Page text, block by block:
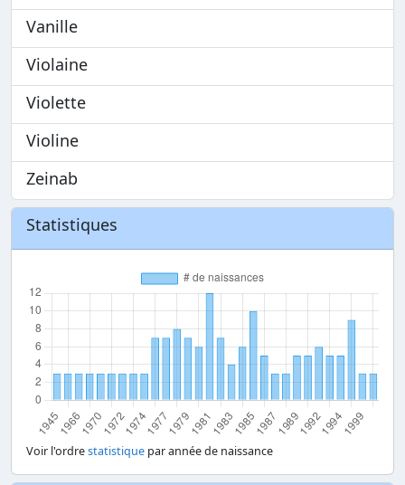
Vanille
Violaine
Violette
Violine
Zeinab
Statistiques
Voir l'ordrestatistique par année de naissance